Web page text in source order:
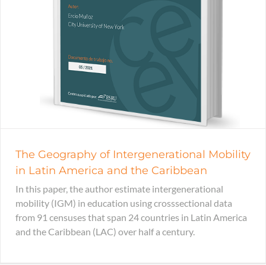
The Geography of Intergenerational Mobility
in Latin America and the Caribbean
In this paper, the author estimate intergenerational
mobility (IGM) in education using crosssectional data
from 91 censuses that span 24 countries in Latin America
and the Caribbean (LAC) over half a century.